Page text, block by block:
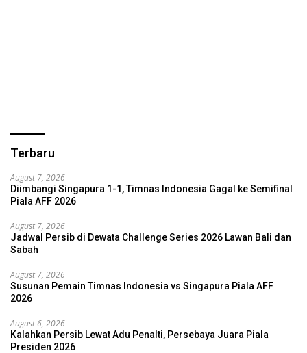
Terbaru
August 7, 2026
Diimbangi Singapura 1-1, Timnas Indonesia Gagal ke Semifinal
Piala AFF 2026
August 7, 2026
Jadwal Persib di Dewata Challenge Series 2026 Lawan Bali dan
Sabah
August 7, 2026
Susunan Pemain Timnas Indonesia vs Singapura Piala AFF
2026
August 6, 2026
Kalahkan Persib Lewat Adu Penalti, Persebaya Juara Piala
Presiden 2026